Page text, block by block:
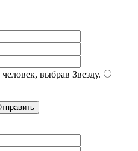
выбрав Звезду.